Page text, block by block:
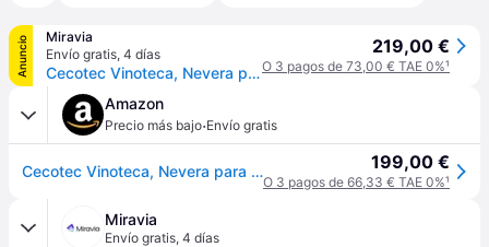
Anuncio
Miravia
Envío gratis, 4 días
Cecotec Vinoteca, Nevera para Vinos de 20 Botellas Bolero GrandSommelier 2050 Black Compressor. Temperatura ajustable de 5-18ºC
219,00 €
O 3 pagos de 73,00 € TAE 0%¹
Amazon
Precio más bajo·Envío gratis
Cecotec Vinoteca, Nevera para Vinos de 20 Botellas Bolero GrandSommelier 2050 Black Compressor. Temperatura ajustable de 5-18ºC, Alto rendimiento, Funcionamiento silencioso y sin Vibraciones 199,00 €
O 3 pagos de 66,33 € TAE 0%¹
Miravia
Envío gratis, 4 días